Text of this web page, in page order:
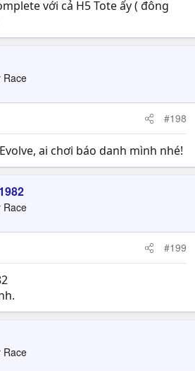
với cả H5 Tote ấy ( đông
Race
#198
ai chơi báo danh mình nhé!
Race
#199
Race